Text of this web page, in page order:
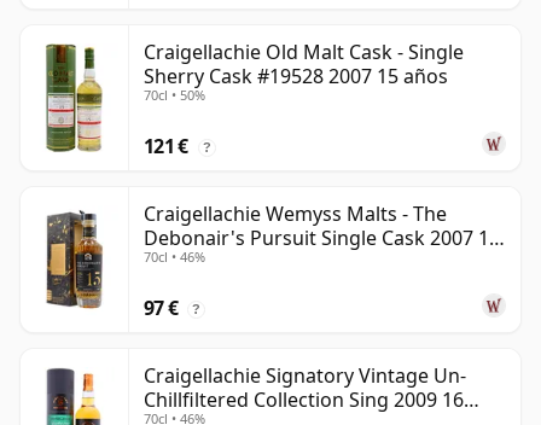
Craigellachie Old Malt Cask - Single
Sherry Cask #19528 2007 15 años
70cl • 50%
121 € ?
Craigellachie Wemyss Malts - The
Debonair's Pursuit Single Cask 2007 15
años
70cl • 46%
97 € ?
Craigellachie Signatory Vintage Un-
Chillfiltered Collection Sing 2009 16
70cl • 46%